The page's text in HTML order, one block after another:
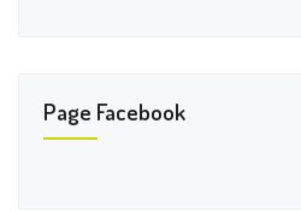
Page Facebook